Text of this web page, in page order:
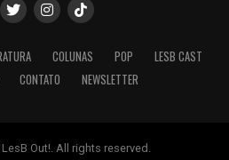
COLUNAS POP
LESB CAST
CONTATO NEWSLETTER
Out!. All rights reserved.